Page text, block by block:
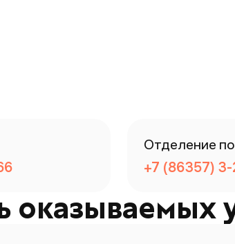
Отделение
+7 (86357)
оказываемых